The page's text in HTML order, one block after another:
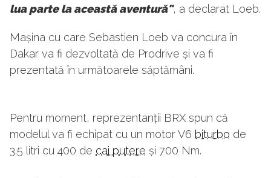
lua parte la această aventură", a declarat Loeb.
Mașina cu care Sebastien Loeb va concura în
Dakar va fi dezvoltată de Prodrive și va fi
prezentată în următoarele săptămâni.
Pentru moment, reprezentanții BRX spun că
modelul va fi echipat cu un motor V6 biturbo de
3.5 litri cu 400 de cai putere și 700 Nm.